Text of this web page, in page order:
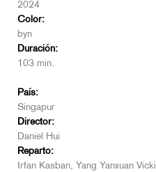
2024
Color:
byn
Duración:
103 min.
País:
Singapur
Director:
Daniel Hui
Reparto:
Irfan Kasban, Yang Yanxuan Vicki